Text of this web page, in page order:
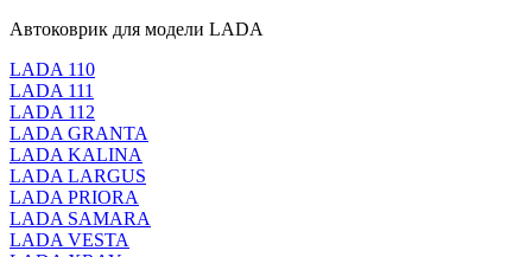
Автоковрик для модели LADA
LADA 110
LADA 111
LADA 112
LADA GRANTA
LADA KALINA
LADA LARGUS
LADA PRIORA
LADA SAMARA
LADA VESTA